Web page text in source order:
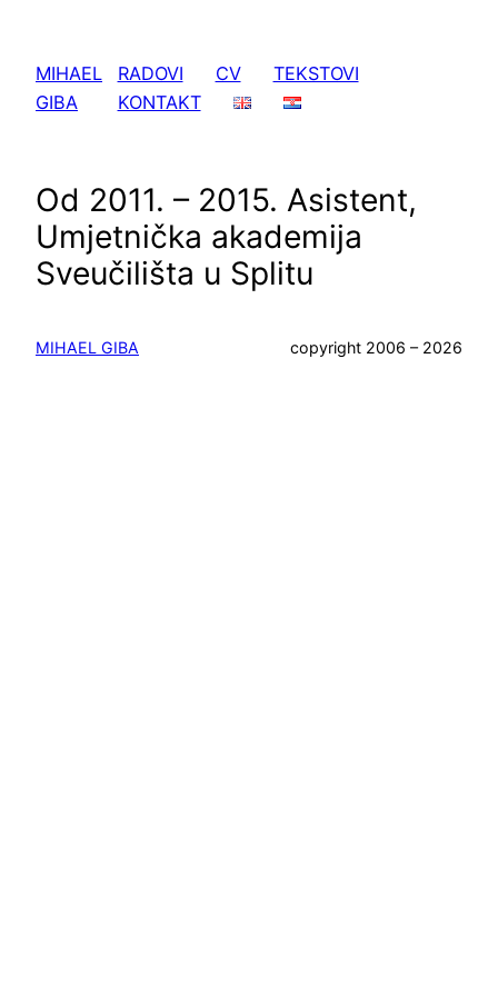
sadržaja
MIHAEL
GIBA
RADOVI CV
TEKSTOVI
KONTAKT
Od 2011. – 2015. Asistent,
Umjetnička akademija
Sveučilišta u Splitu
MIHAEL GIBA copyright 2006 – 2026